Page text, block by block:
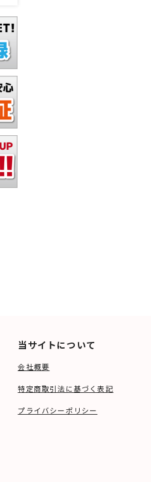
当サイトについて
会社概要
特定商取引法に基づく表記
プライバシーポリシー